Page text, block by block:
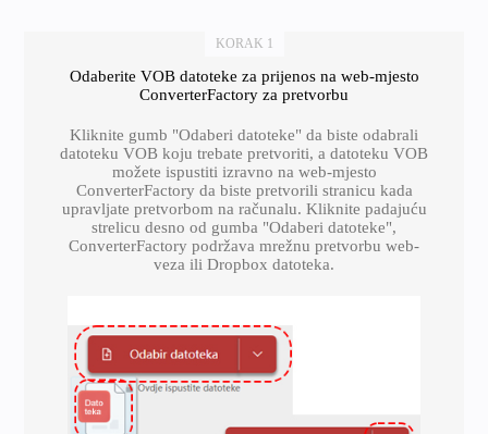
KORAK 1
Odaberite VOB datoteke za prijenos na web-mjesto
ConverterFactory za pretvorbu
Kliknite gumb "Odaberi datoteke" da biste odabrali
datoteku VOB koju trebate pretvoriti, a datoteku VOB
možete ispustiti izravno na web-mjesto
ConverterFactory da biste pretvorili stranicu kada
upravljate pretvorbom na računalu. Kliknite padajuću
strelicu desno od gumba "Odaberi datoteke",
ConverterFactory podržava mrežnu pretvorbu web-
veza ili Dropbox datoteka.